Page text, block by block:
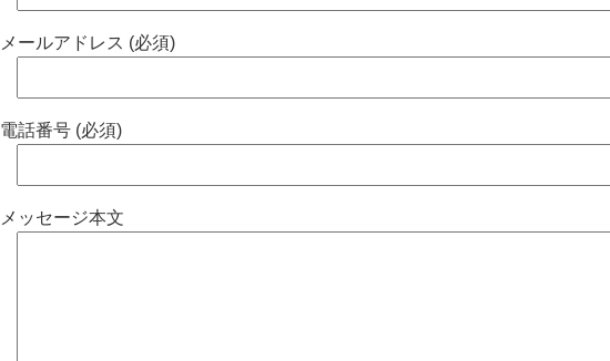
メールアドレス (必須)
電話番号 (必須)
メッセージ本文